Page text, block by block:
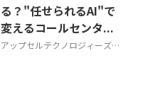
る？"任せられるAI"で
変えるコールセンタ...
アップセルテクノロジィーズ株